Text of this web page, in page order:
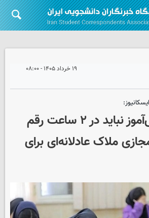
۱۹ خرداد ۱۴۰۵ - ۰۸:۰۰
سرنوشت دانش‌آموز نباید در ۲ ساعت رقم
ملاک عادلانه‌ای برای